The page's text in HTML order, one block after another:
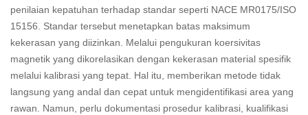
penilaian kepatuhan terhadap standar seperti NACE MR0175/ISO
15156. Standar tersebut menetapkan batas maksimum
kekerasan yang diizinkan. Melalui pengukuran koersivitas
magnetik yang dikorelasikan dengan kekerasan material spesifik
melalui kalibrasi yang tepat. Hal itu, memberikan metode tidak
langsung yang andal dan cepat untuk mengidentifikasi area yang
rawan. Namun, perlu dokumentasi prosedur kalibrasi, kualifikasi